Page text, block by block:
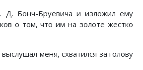
Д. Бонч-Бруевича и изложил ему
о том, что им на золоте жестко
меня, схватился за голову